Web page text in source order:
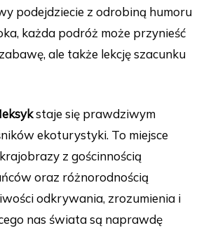
podejdziecie z odrobiną humoru
każda podróż może przynieść
ale także lekcję szacunku
staje się prawdziwym
ekoturystyki. To miejsce
z gościnnością
oraz różnorodnością
odkrywania, zrozumienia i
nas świata są naprawdę